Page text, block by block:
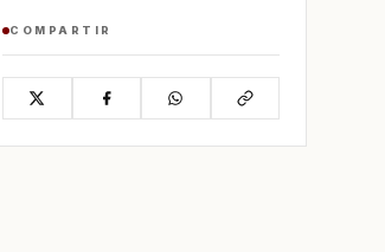
COMPARTIR